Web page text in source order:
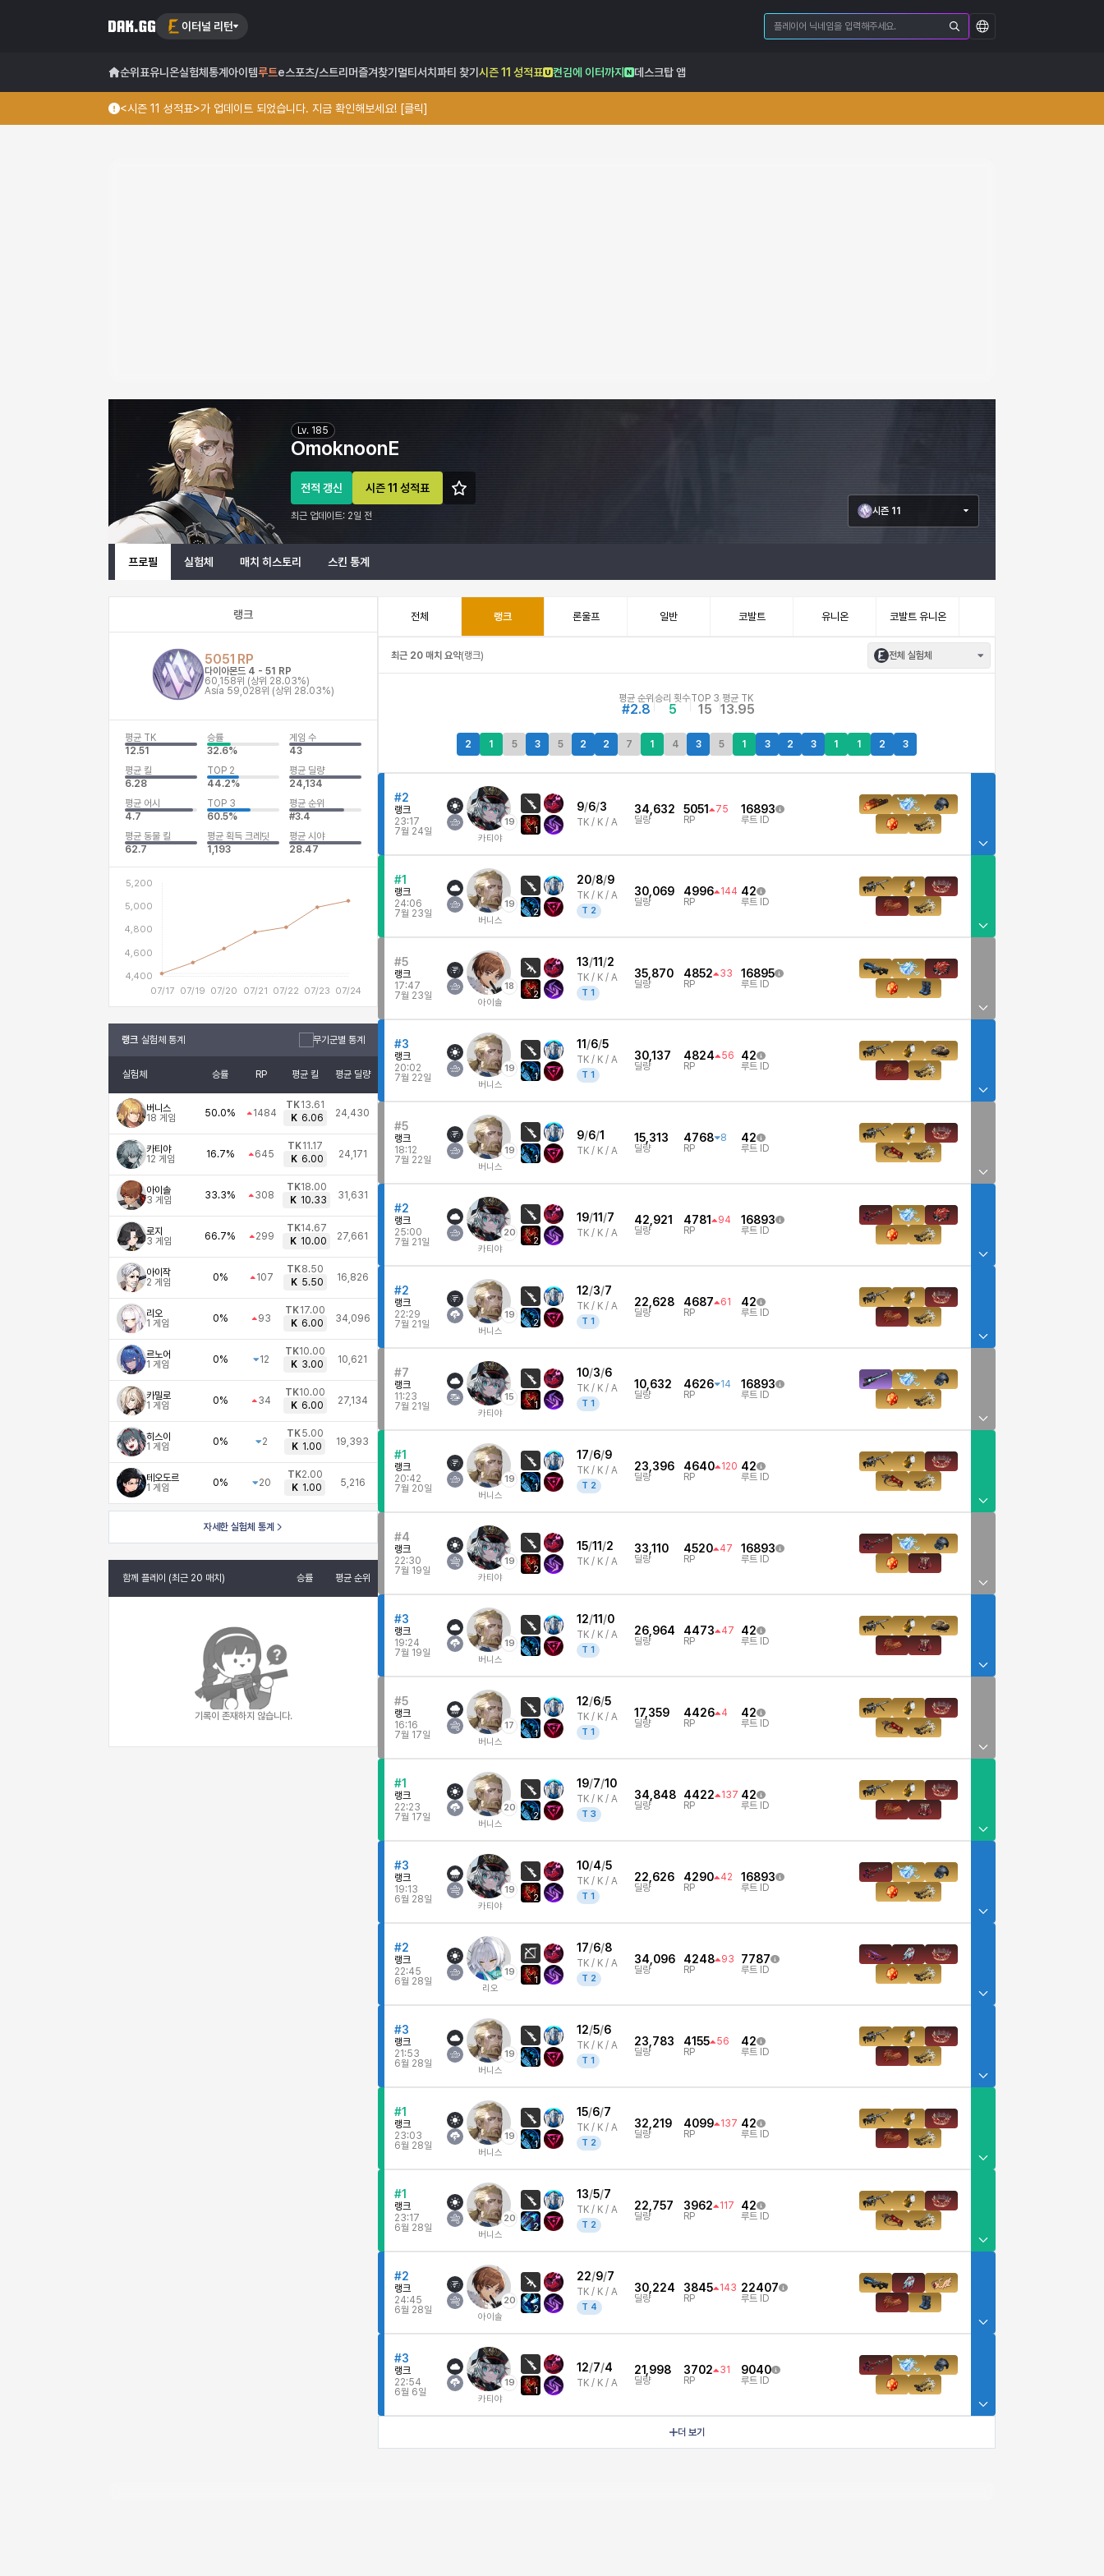
이터널 리턴
순위표유니온실험체 통계 아이템루트e스포츠/스트리머즐겨찾기 멀티서치 파티 찾기 시즌 11 성적표 켠김에 이터까지 데스크탑 앱
<시즌 11 성적표>가 업데이트 되었습니다. 지금 확인해보세요! [클릭]
OmoknoonE 이터널 리턴 프로필 정보
OmoknoonE
Lv. 185
전적 갱신 시즌 11 성적표
최근 업데이트: 2일 전 시즌 11
프로필 실험체 매치 히스토리 스킨 통계
랭크
5051 RP
다이아몬드 4 - 51 RP
60,158위 (상위 28.03%)
Asia 59,028위 (상위 28.03%)
평균 TK
12.51
승률
32.6%
게임 수
43
평균 킬
6.28
TOP 2
44.2%
평균 딜량
24,134
평균 어시
4.7
TOP 3
60.5%
평균 순위
#3.4
평균 동물 킬
62.7
평균 획득 크레딧
1,193
평균 시야
28.47
랭크 실험체 통계 무기군별 통계
실험체 승률 RP 평균 킬 평균 딜량
버니스
18 게임 50.0% 1484
TK13.61
K 6.06 24,430
카티야
12 게임 16.7% 645
TK11.17
K 6.00 24,171
아이솔
3 게임 33.3% 308
TK18.00
K 10.33 31,631
로지
3 게임 66.7% 299
TK14.67
K 10.00 27,661
아이작
2 게임 0% 107
TK8.50
K 5.50 16,826
리오
1 게임 0% 93
TK17.00
K 6.00 34,096
르노어
1 게임 0% 12
TK10.00
K 3.00 10,621
카밀로
1 게임 0% 34
TK10.00
K 6.00 27,134
히스이
1 게임 0% 2
TK5.00
K 1.00 19,393
테오도르
1 게임 0% 20
TK2.00
K 1.00 5,216
자세한 실험체 통계
함께 플레이 (최근 20 매치) 승률 평균 순위
기록이 존재하지 않습니다.
전체 랭크 론울프 일반 코발트 유니온 코발트 유니온
최근 20 매치 요약(랭크) 전체 실험체
평균 순위
#2.8
승리 횟수
5
TOP 3
15
평균 TK
13.95
2 1 5 3 5 2 2 7 1 4 3 5 1 3 2 3 1 1 2 3
#2
랭크
23:17
7월 24일
19
카티야
1
9/6/3
TK / K / A
34,632
딜량
5051
75
RP
16893
루트 ID
#1
랭크
24:06
7월 23일
19
버니스
2
20/8/9
TK / K / A
T 2
30,069
딜량
4996
144
RP
42
루트 ID
#5
랭크
17:47
7월 23일
18
아이솔
2
13/11 /2
TK / K / A
T 1
35,870
딜량
4852
33
RP
16895
루트 ID
#3
랭크
20:02
7월 22일
19
버니스
1
11 /6/5
TK / K / A
T 1
30,137
딜량
4824
56
RP
42
루트 ID
#5
랭크
18:12
7월 22일
19
버니스
1
9/6/1
TK / K / A
15,313
딜량
4768
8
RP
42
루트 ID
#2
랭크
25:00
7월 21일
20
카티야
2
19/11 /7
TK / K / A
42,921
딜량
4781
94
RP
16893
루트 ID
#2
랭크
22:29
7월 21일
19
버니스
2
12/3/7
TK / K / A
T 1
22,628
딜량
4687
61
RP
42
루트 ID
#7
랭크
11:23
7월 21일
15
카티야
1
10/3/6
TK / K / A
T 1
10,632
딜량
4626
14
RP
16893
루트 ID
#1
랭크
20:42
7월 20일
19
버니스
1
17/6/9
TK / K / A
T 2
23,396
딜량
4640
120
RP
42
루트 ID
#4
랭크
22:30
7월 19일
19
카티야
2
15/11 /2
TK / K / A
33,110
딜량
4520
47
RP
16893
루트 ID
#3
랭크
19:24
7월 19일
19
버니스
1
12/11 /0
TK / K / A
T 1
26,964
딜량
4473
47
RP
42
루트 ID
#5
랭크
16:16
7월 17일
17
버니스
1
12/6/5
TK / K / A
T 1
17,359
딜량
4426
4
RP
42
루트 ID
#1
랭크
22:23
7월 17일
20
버니스
2
19/7/10
TK / K / A
T 3
34,848
딜량
4422
137
RP
42
루트 ID
#3
랭크
19:13
6월 28일
19
카티야
2
10/4/5
TK / K / A
T 1
22,626
딜량
4290
42
RP
16893
루트 ID
#2
랭크
22:45
6월 28일
19
리오
1
17/6/8
TK / K / A
T 2
34,096
딜량
4248
93
RP
7787
루트 ID
#3
랭크
21:53
6월 28일
19
버니스
1
12/5/6
TK / K / A
T 1
23,783
딜량
4155
56
RP
42
루트 ID
#1
랭크
23:03
6월 28일
19
버니스
1
15/6/7
TK / K / A
T 2
32,219
딜량
4099
137
RP
42
루트 ID
#1
랭크
23:17
6월 28일
20
버니스
2
13/5/7
TK / K / A
T 2
22,757
딜량
3962
117
RP
42
루트 ID
#2
랭크
24:45
6월 28일
20
아이솔
2
22/9/7
TK / K / A
T 4
30,224
딜량
3845
143
RP
22407
루트 ID
#3
랭크
22:54
6월 6일
19
카티야
1
12/7/4
TK / K / A
21,998
딜량
3702
31
RP
9040
루트 ID
더 보기